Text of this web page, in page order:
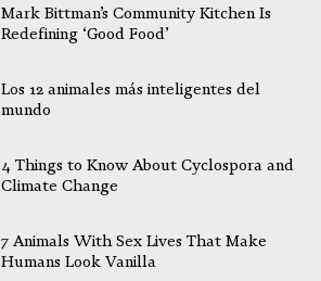
PayPal
Mark Bittman’s Community Kitchen Is
Redefining ‘Good Food’
Los 12 animales más inteligentes del
mundo
4 Things to Know About Cyclospora and
Climate Change
7 Animals With Sex Lives That Make
Humans Look Vanilla